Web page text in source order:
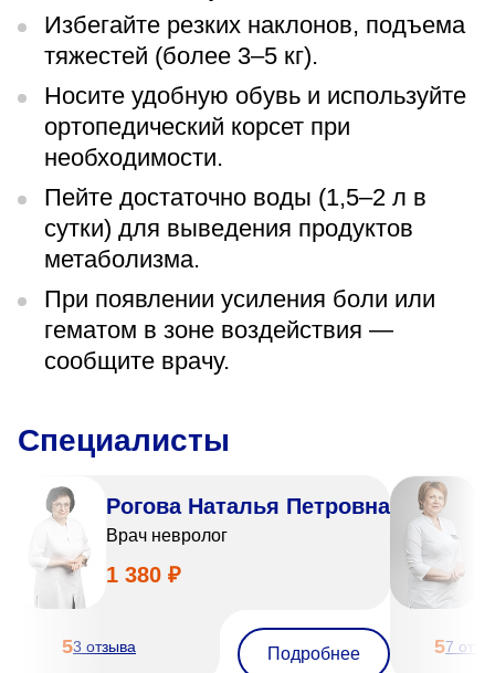
Избегайте резких наклонов, подъема
тяжестей (более 3–5 кг).
Носите удобную обувь и используйте
ортопедический корсет при
необходимости.
Пейте достаточно воды (1,5–2 л в
сутки) для выведения продуктов
метаболизма.
При появлении усиления боли или
гематом в зоне воздействия —
сообщите врачу.
Специалисты
Рогова Наталья Петровна
Врач невролог
1 380 ₽
53 отзыва Подробнее 57